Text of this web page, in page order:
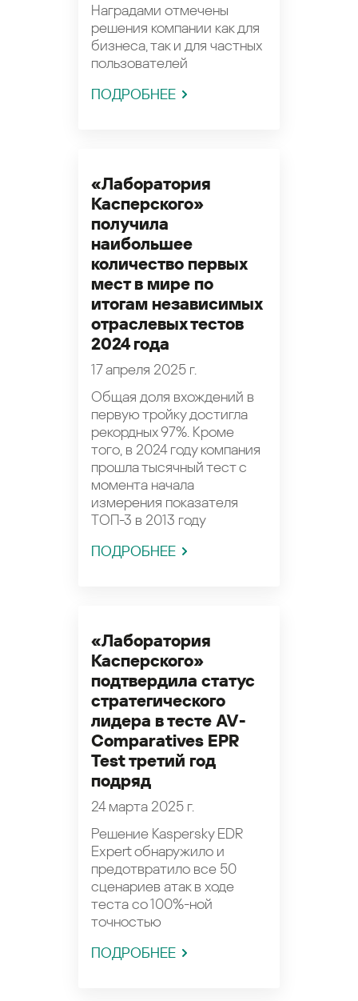
Наградами отмечены
решения компании как для
бизнеса, так и для частных
пользователей
ПОДРОБНЕЕ
«Лаборатория
Касперского»
получила
наибольшее
количество первых
мест в мире по
итогам независимых
отраслевых тестов
2024 года
17 апреля 2025 г.
Общая доля вхождений в
первую тройку достигла
рекордных 97%. Кроме
того, в 2024 году компания
прошла тысячный тест с
момента начала
измерения показателя
ТОП-3 в 2013 году
ПОДРОБНЕЕ
«Лаборатория
Касперского»
подтвердила статус
стратегического
лидера в тесте AV-
Comparatives EPR
Test третий год
подряд
24 марта 2025 г.
Решение Kaspersky EDR
Expert обнаружило и
предотвратило все 50
сценариев атак в ходе
теста со 100%-ной
точностью
ПОДРОБНЕЕ